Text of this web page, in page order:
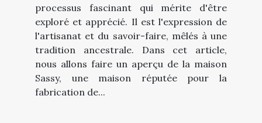
processus fascinant qui mérite d'être
exploré et apprécié. Il est l'expression de
l'artisanat et du savoir-faire, mêlés à une
tradition ancestrale. Dans cet article,
nous allons faire un aperçu de la maison
Sassy, une maison réputée pour la
fabrication de...